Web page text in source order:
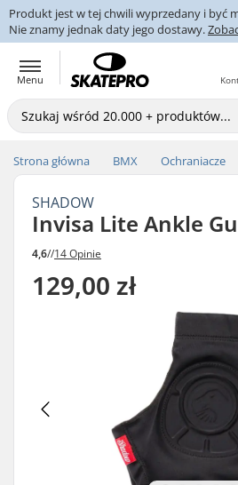
Produkt jest w tej chwili wyprzedany i być
Nie znamy jednak daty jego dostawy.
Menu
Strona główna BMX Ochraniacze
SHADOW
Invisa Lite Ankle
4,6//14 Opinie
129,00 zł